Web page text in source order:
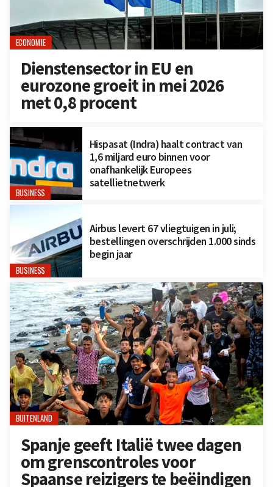
ECONOMIE
Dienstensector in EU en
eurozone groeit in mei 2026
met 0,8 procent
BUSINESS
Hispasat (Indra) haalt contract van
1,6 miljard euro binnen voor
onafhankelijk Europees
satellietnetwerk
BUSINESS
Airbus levert 67 vliegtuigen in juli;
bestellingen overschrijden 1.000 sinds
begin jaar
BUITENLAND
Spanje geeft Italië twee dagen
om grenscontroles voor
Spaanse reizigers te beëindigen